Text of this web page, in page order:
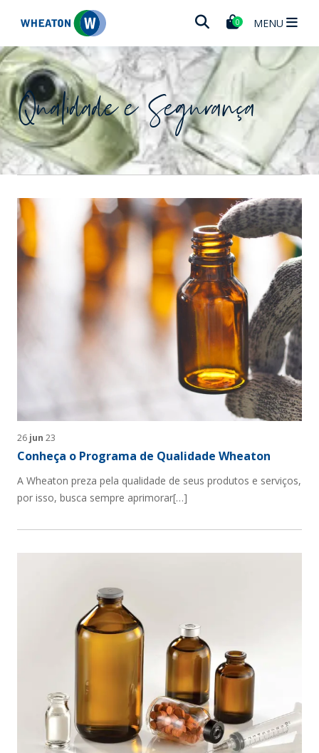
Wheaton 0 MENU
Qualidade e Segurança
26 jun 23
Conheça o Programa de Qualidade Wheaton
A Wheaton preza pela qualidade de seus produtos e serviços,
por isso, busca sempre aprimorar[…]